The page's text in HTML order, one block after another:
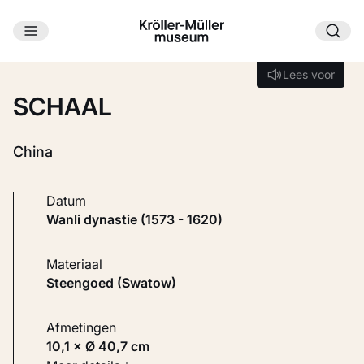
Ga naar hoofdinhoud
Lees voor
Lees voor
SCHAAL
China
Datum
Wanli dynastie (1573 - 1620)
Materiaal
Steengoed (Swatow)
Afmetingen
10,1 × Ø 40,7 cm